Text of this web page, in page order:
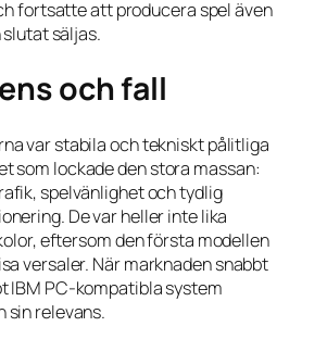
fortsatte att producera spel även
säljas.
och fall
var stabila och tekniskt pålitliga
som lockade den stora massan:
spelvänlighet och tydlig
De var heller inte lika
eftersom den första modellen
versaler. När marknaden snabbt
IBM PC-kompatibla system
sin relevans.